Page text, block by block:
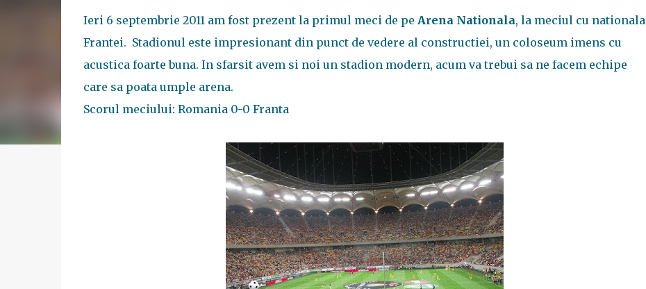
Ieri 6 septembrie 2011 am fost prezent la primul meci de pe Arena Nationala, la meciul cu nationala
Frantei. Stadionul este impresionant din punct de vedere al constructiei, un coloseum imens cu
acustica foarte buna. In sfarsit avem si noi un stadion modern, acum va trebui sa ne facem echipe
care sa poata umple arena.
Scorul meciului: Romania 0-0 Franta